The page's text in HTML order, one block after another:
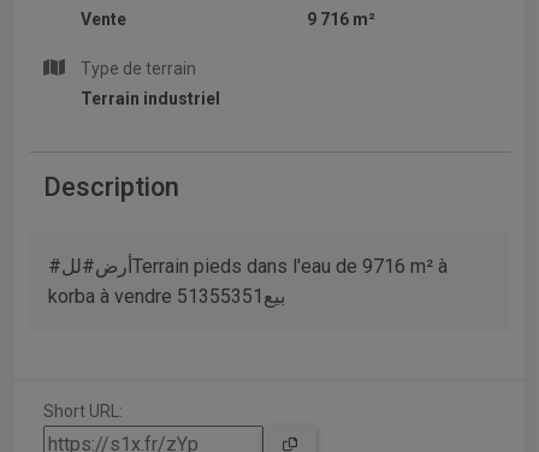
Vente
9 716 m²
Type de terrain
Terrain industriel
Description
#أرض#للTerrain pieds dans l'eau de 9716 m² à
korba à vendre 51355351بيع
Short URL: